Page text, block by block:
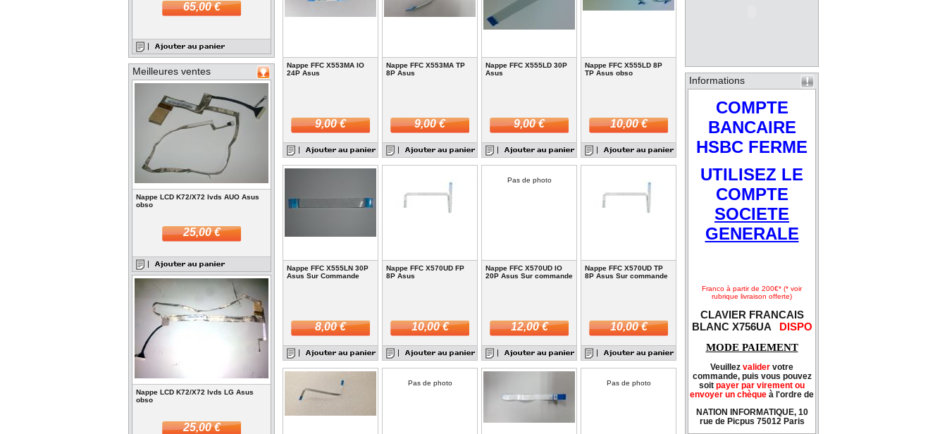
65,00 €
Meilleures ventes
Nappe LCD K72/X72 lvds AUO Asus
obso
25,00 €
Nappe LCD K72/X72 lvds LG Asus
obso
25,00 €
Nappe FFC X553MA IO
24P Asus
9,00 €
Nappe FFC X553MA TP
8P Asus
9,00 €
Nappe FFC X555LD 30P
Asus
9,00 €
Nappe FFC X555LD 8P
TP Asus obso
10,00 €
Nappe FFC X555LN 30P
Asus Sur Commande
8,00 €
Nappe FFC X570UD FP
8P Asus
10,00 €
Pas de photo
Nappe FFC X570UD IO
20P Asus Sur commande
12,00 €
Nappe FFC X570UD TP
8P Asus Sur commande
10,00 €
Pas de photo Pas de photo
Informations
COMPTE
BANCAIRE
HSBC FERME
UTILISEZ LE
COMPTE
SOCIETE
GENERALE
Franco à partir de 200€* (* voir
rubrique livraison offerte)
CLAVIER FRANCAIS
BLANC X756UA DISPO
MODE PAIEMENT
Veuillez valider votre
commande, puis vous pouvez
soit payer par virement ou
envoyer un chèque à l'ordre de
NATION INFORMATIQUE, 10
rue de Picpus 75012 Paris